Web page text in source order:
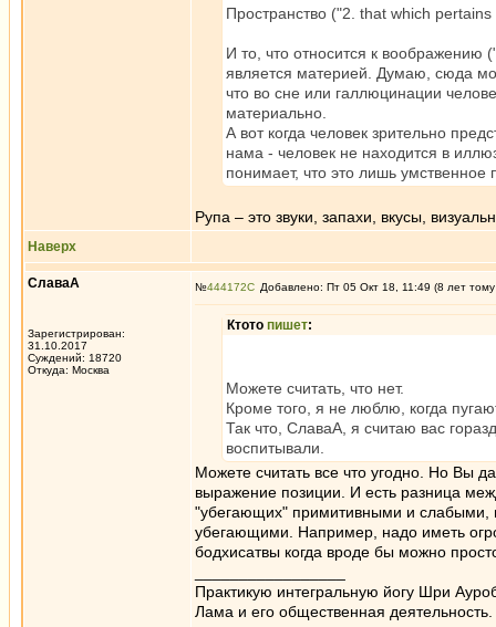
Пространство ("2. that which
И то, что относится к воображению
является материей. Думаю, сюда
что во сне или галлюцинации
материально.
А вот когда человек зрительно
нама - человек не находится в
понимает, что это лишь умственное
Рупа – это звуки, запахи, вкусы,
Наверх
СлаваА
Зарегистрирован:
31.10.2017
Суждений: 18720
Откуда: Москва
№444172 Добавлено: Пт 05 Окт 18, 11:49 (8 лет
Ктото пишет:
Можете считать, что нет.
Кроме того, я не люблю, когда
Так что, СлаваА, я считаю вас
воспитывали.
Можете считать все что угодно. Но Вы
выражение позиции. И есть разница
"убегающих" примитивными и слабыми,
убегающими. Например, надо иметь
бодхисатвы когда вроде бы можно
Практикую интегральную йогу Шри
Лама и его общественная деятельность.